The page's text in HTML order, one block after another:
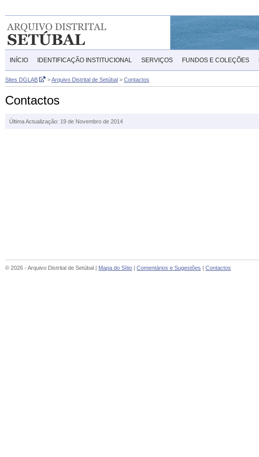
INÍCIO IDENTIFICAÇÃO INSTITUCIONAL SERVIÇOS FUNDOS E COLEÇÕES
Sites DGLAB >Arquivo Distrital de Setúbal > Contactos
Contactos
Última Actualização: 19 de Novembro de 2014
© 2026 - Arquivo Distrital de Setúbal | Mapa do Sítio | Comentários e Sugestões | Contactos